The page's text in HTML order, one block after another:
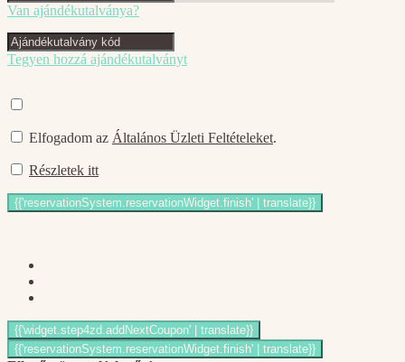
Van ajándékutalványa?
Tegyen hozzá ajándékutalványt
Elfogadom az Általános Üzleti Feltételeket.
Részletek itt